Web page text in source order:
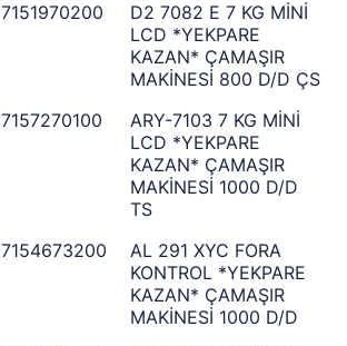
7151970200
D2 7082 E 7 KG MİNİ
LCD *YEKPARE
KAZAN* ÇAMAŞIR
MAKİNESİ 800 D/D ÇS
7157270100
ARY-7103 7 KG MİNİ
LCD *YEKPARE
KAZAN* ÇAMAŞIR
MAKİNESİ 1000 D/D
TS
7154673200
AL 291 XYC FORA
KONTROL *YEKPARE
KAZAN* ÇAMAŞIR
MAKİNESİ 1000 D/D